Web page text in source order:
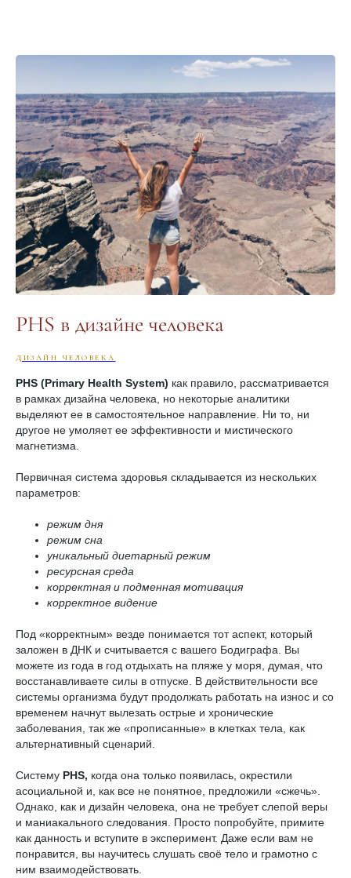
PHS в дизайне человека
ДИЗАЙН ЧЕЛОВЕКА
PHS (Primary Health System) как правило, рассматривается
в рамках дизайна человека, но некоторые аналитики
выделяют ее в самостоятельное направление. Ни то, ни
другое не умоляет ее эффективности и мистического
магнетизма.
Первичная система здоровья складывается из нескольких
параметров:
режим дня
режим сна
уникальный диетарный режим
ресурсная среда
корректная и подменная мотивация
корректное видение
Под «корректным» везде понимается тот аспект, который
заложен в ДНК и считывается с вашего Бодиграфа. Вы
можете из года в год отдыхать на пляже у моря, думая, что
восстанавливаете силы в отпуске. В действительности все
системы организма будут продолжать работать на износ и со
временем начнут вылезать острые и хронические
заболевания, так же «прописанные» в клетках тела, как
альтернативный сценарий.
Систему PHS, когда она только появилась, окрестили
асоциальной и, как все не понятное, предложили «сжечь».
Однако, как и дизайн человека, она не требует слепой веры
и маниакального следования. Просто попробуйте, примите
как данность и вступите в эксперимент. Даже если вам не
понравится, вы научитесь слушать своё тело и грамотно с
ним взаимодействовать.